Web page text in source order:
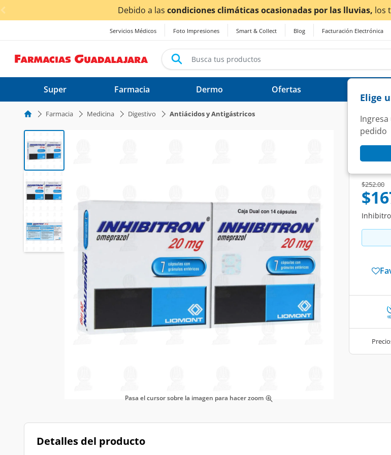
< div class="carousel-inner">condiciones climáticas ocasionadas por las lluvias,los tiempos de entregapodrían
Servicios Médicos Foto Impresiones Smart & Collect Blog Facturación Electrónica
Elige
pedido
Super Farmacia Dermo Ofertas
Farmacia Medicina Digestivo Antiácidos y Antigástricos
Pasa el cursor sobre la imagen para hacer zoom
Price
$252.00to
Detalles del producto